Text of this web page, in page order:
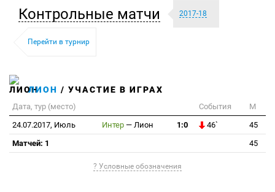
Контрольные матчи 2017-18
Перейти в турнир
ЛИОН / УЧАСТИЕ В ИГРАХ
Дата, тур (место) События
М
24.07.2017, Июль
Интер — Лион 1:0 46`
45
Матчей: 1
45
? Условные обозначения